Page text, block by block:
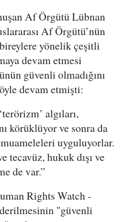
Af Örgütü Lübnan
Af Örgütü’nün
yönelik çeşitli
devam etmesi
güvenli olmadığını
devam etmişti:
algıları,
körüklüyor ve sonra da
uyguluyorlar.
tecavüz, hukuk dışı ve
de var.”
Rights Watch -
"güvenli